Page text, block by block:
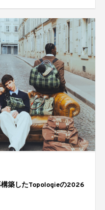
築したTopologieの2026